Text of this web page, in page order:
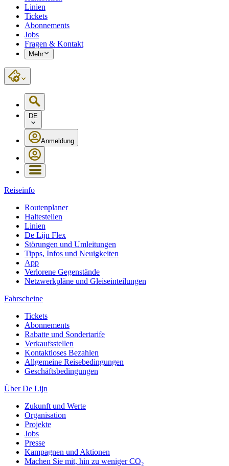
Linien
Tickets
Abonnements
Jobs
Fragen & Kontakt
Mehr
DE
Anmeldung
Reiseinfo
Routenplaner
Haltestellen
Linien
De Lijn Flex
Störungen und Umleitungen
Tipps, Infos und Neuigkeiten
App
Verlorene Gegenstände
Netzwerkpläne und Gleiseinteilungen
Fahrscheine
Tickets
Abonnements
Rabatte und Sondertarife
Verkaufsstellen
Kontaktloses Bezahlen
Allgemeine Reisebedingungen
Geschäftsbedingungen
Über De Lijn
Zukunft und Werte
Organisation
Projekte
Jobs
Presse
Kampagnen und Aktionen
Machen Sie mit, hin zu weniger CO₂